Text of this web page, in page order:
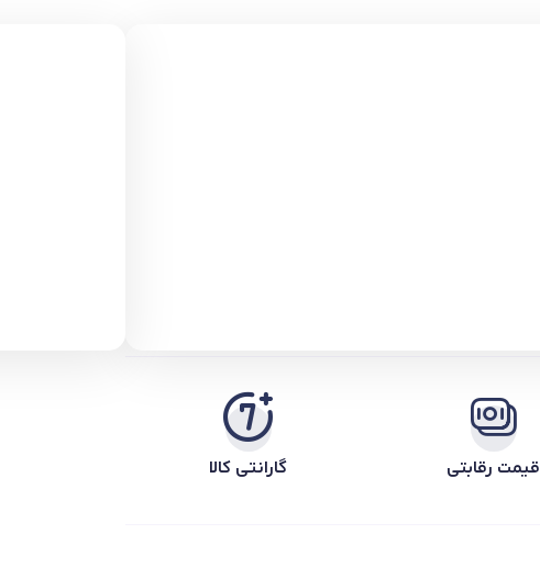
قیمت رقابتی گارانتی کالا